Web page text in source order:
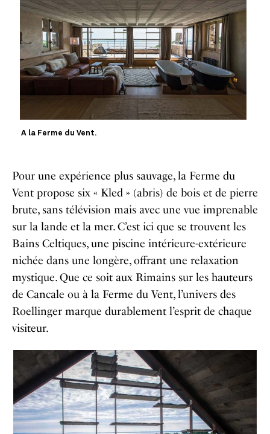
A la Ferme du Vent.
Pour une expérience plus sauvage, la Ferme du
Vent propose six « Kled » (abris) de bois et de pierre
brute, sans télévision mais avec une vue imprenable
sur la lande et la mer. C’est ici que se trouvent les
Bains Celtiques, une piscine intérieure-extérieure
nichée dans une longère, offrant une relaxation
mystique. Que ce soit aux Rimains sur les hauteurs
de Cancale ou à la Ferme du Vent, l’univers des
Roellinger marque durablement l’esprit de chaque
visiteur.